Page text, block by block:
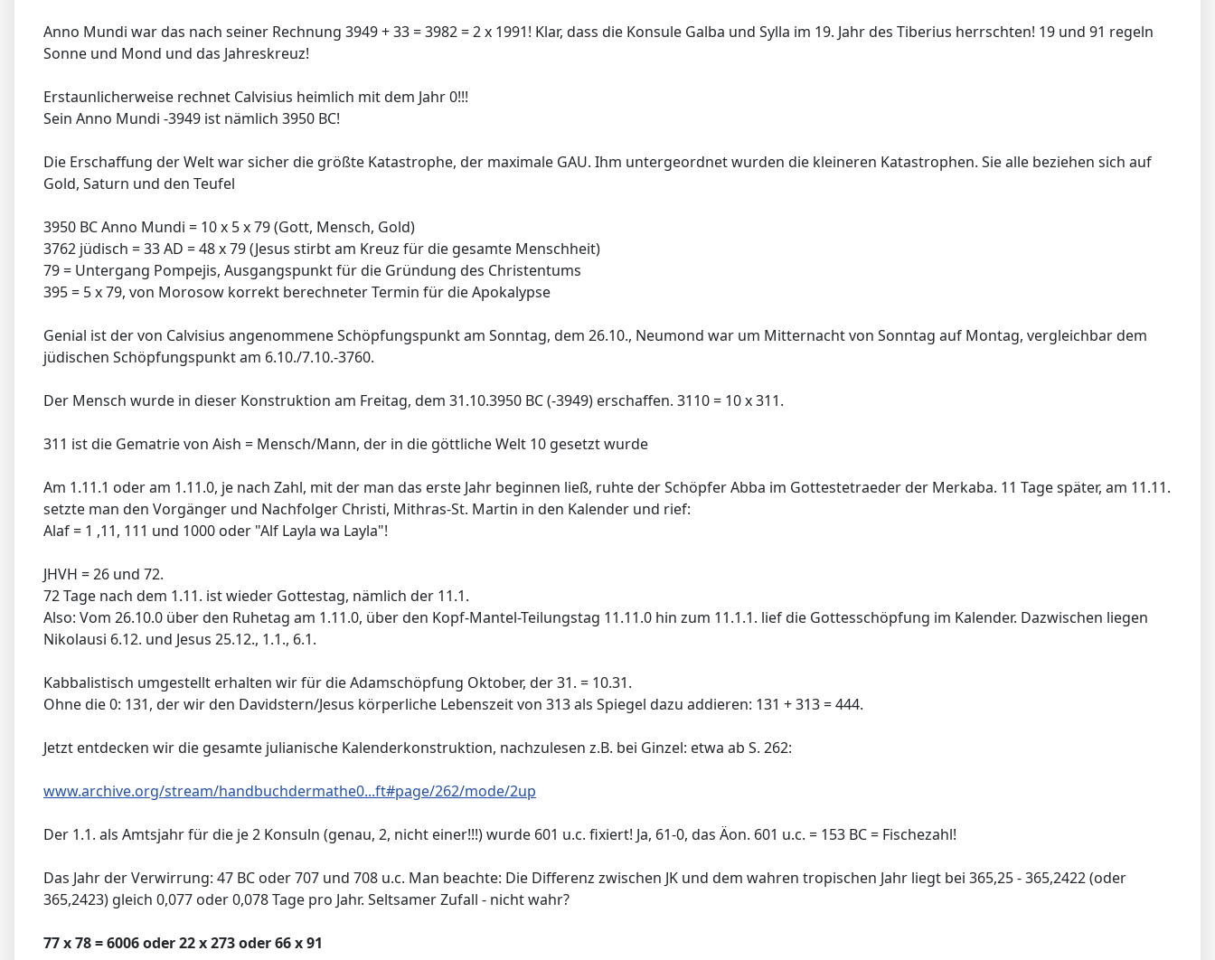
Anno Mundi war das nach seiner Rechnung 3949 + 33 = 3982 = 2 x 1991! Klar, dass die Konsule Galba und Sylla im 19. Jahr des Tiberius herrschten! 19 und 91 regeln
Sonne und Mond und das Jahreskreuz!
Erstaunlicherweise rechnet Calvisius heimlich mit dem Jahr 0!!!
Sein Anno Mundi -3949 ist nämlich 3950 BC!
Die Erschaffung der Welt war sicher die größte Katastrophe, der maximale GAU. Ihm untergeordnet wurden die kleineren Katastrophen. Sie alle beziehen sich auf
Gold, Saturn und den Teufel
3950 BC Anno Mundi = 10 x 5 x 79 (Gott, Mensch, Gold)
3762 jüdisch = 33 AD = 48 x 79 (Jesus stirbt am Kreuz für die gesamte Menschheit)
79 = Untergang Pompejis, Ausgangspunkt für die Gründung des Christentums
395 = 5 x 79, von Morosow korrekt berechneter Termin für die Apokalypse
Genial ist der von Calvisius angenommene Schöpfungspunkt am Sonntag, dem 26.10., Neumond war um Mitternacht von Sonntag auf Montag, vergleichbar dem
jüdischen Schöpfungspunkt am 6.10./7.10.-3760.
Der Mensch wurde in dieser Konstruktion am Freitag, dem 31.10.3950 BC (-3949) erschaffen. 3110 = 10 x 311.
311 ist die Gematrie von Aish = Mensch/Mann, der in die göttliche Welt 10 gesetzt wurde
Am 1.11.1 oder am 1.11.0, je nach Zahl, mit der man das erste Jahr beginnen ließ, ruhte der Schöpfer Abba im Gottestetraeder der Merkaba. 11 Tage später, am 11.11.
setzte man den Vorgänger und Nachfolger Christi, Mithras-St. Martin in den Kalender und rief:
Alaf = 1 ,11, 111 und 1000 oder "Alf Layla wa Layla"!
JHVH = 26 und 72.
72 Tage nach dem 1.11. ist wieder Gottestag, nämlich der 11.1.
Also: Vom 26.10.0 über den Ruhetag am 1.11.0, über den Kopf-Mantel-Teilungstag 11.11.0 hin zum 11.1.1. lief die Gottesschöpfung im Kalender. Dazwischen liegen
Nikolausi 6.12. und Jesus 25.12., 1.1., 6.1.
Kabbalistisch umgestellt erhalten wir für die Adamschöpfung Oktober, der 31. = 10.31.
Ohne die 0: 131, der wir den Davidstern/Jesus körperliche Lebenszeit von 313 als Spiegel dazu addieren: 131 + 313 = 444.
Jetzt entdecken wir die gesamte julianische Kalenderkonstruktion, nachzulesen z.B. bei Ginzel: etwa ab S. 262:
www.archive.org/stream/handbuchdermathe0...ft#page/262/mode/2up
Der 1.1. als Amtsjahr für die je 2 Konsuln (genau, 2, nicht einer!!!) wurde 601 u.c. fixiert! Ja, 61-0, das Äon. 601 u.c. = 153 BC = Fischezahl!
Das Jahr der Verwirrung: 47 BC oder 707 und 708 u.c. Man beachte: Die Differenz zwischen JK und dem wahren tropischen Jahr liegt bei 365,25 - 365,2422 (oder
365,2423) gleich 0,077 oder 0,078 Tage pro Jahr. Seltsamer Zufall - nicht wahr?
77 x 78 = 6006 oder 22 x 273 oder 66 x 91